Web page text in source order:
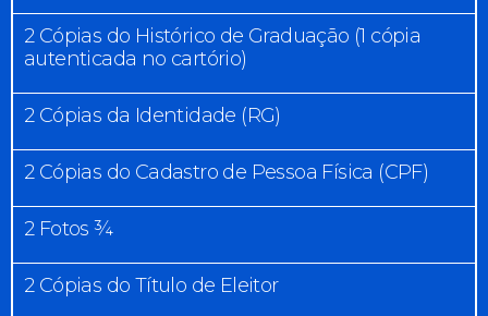
2 Cópias do Histórico de Graduação (1 cópia
autenticada no cartório)
2 Cópias da Identidade (RG)
2 Cópias do Cadastro de Pessoa Física (CPF)
2 Fotos ¾
2 Cópias do Título de Eleitor